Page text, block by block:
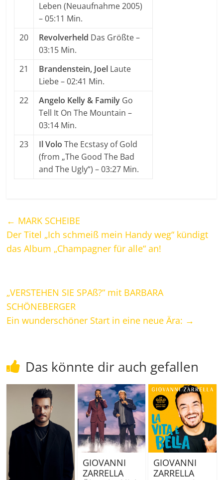
Leben (Neuaufnahme 2005)
– 05:11 Min.
20
Revolverheld Das Größte–
03:15 Min.
21
Brandenstein, Joel Laute
Liebe– 02:41 Min.
22
Angelo Kelly & Family Go
Tell It On The Mountain–
03:14 Min.
23
Il Volo The Ecstasy of Gold
(from „The Good The Bad
and The Ugly“)– 03:27 Min.
← MARK SCHEIBE
Der Titel „Ich schmeiß mein Handy weg“ kündigt
das Album „Champagner für alle“ an!
„VERSTEHEN SIE SPAß?“ mit BARBARA
SCHÖNEBERGER
Ein wunderschöner Start in eine neue Ära: →
Das könnte dir auch gefallen
GIOVANNI
ZARRELLA
GIOVANNI
ZARRELLA